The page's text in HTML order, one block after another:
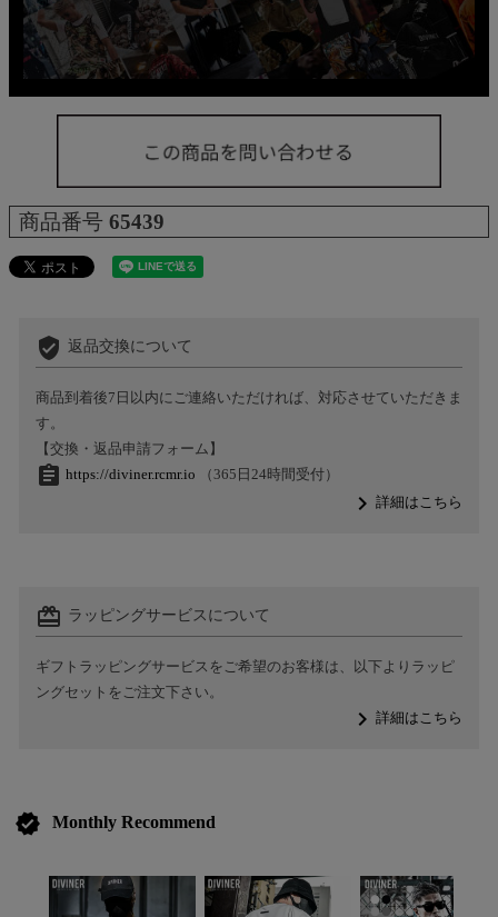
商品番号 65439
verified_user 返品交換について
商品到着後7日以内にご連絡いただければ、対応させていただきま
す。
【交換・返品申請フォーム】
assignment https://diviner.rcmr.io （365日24時間受付）
navigate_next詳細はこちら
card_giftcard ラッピングサービスについて
ギフトラッピングサービスをご希望のお客様は、以下よりラッピ
ングセットをご注文下さい。
navigate_next詳細はこちら
verified Monthly Recommend